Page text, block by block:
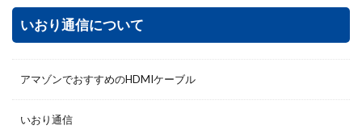
いおり通信について
アマゾンでおすすめのHDMIケーブル
いおり通信